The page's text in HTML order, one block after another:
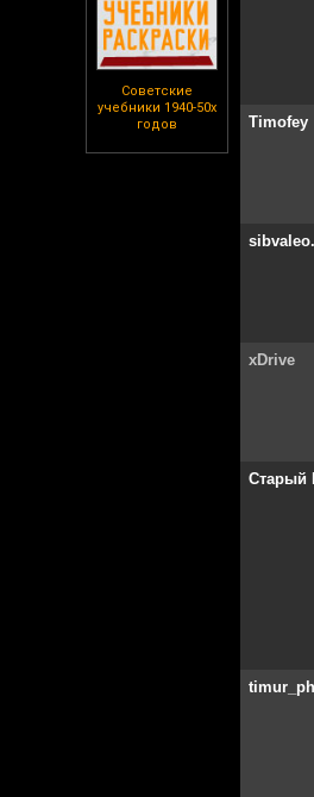
Советские
учебники 1940-50х
годов
Timofey
xDrive
Старый